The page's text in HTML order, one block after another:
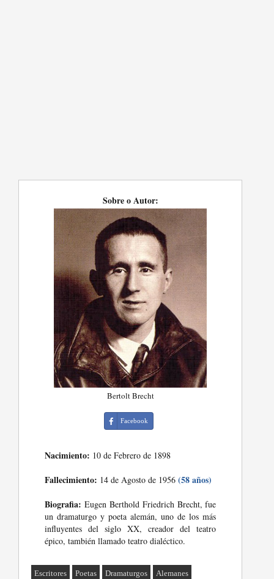
Sobre o Autor:
Bertolt Brecht
Facebook
Nacimiento: 10 de Febrero de 1898
Fallecimiento: 14 de Agosto de 1956(58 años)
Biografia: Eugen Berthold Friedrich Brecht, fue
un dramaturgo y poeta alemán, uno de los más
influyentes del siglo XX, creador del teatro
épico, también llamado teatro dialéctico.
Escritores Poetas Dramaturgos Alemanes